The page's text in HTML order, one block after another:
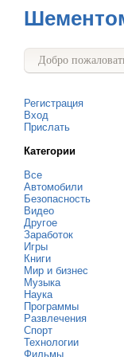
Добро
Регистрация
Вход
Прислать
Категории
Все
Автомобили
Безопасность
Видео
Другое
Заработок
Игры
Книги
Мир и бизнес
Музыка
Наука
Программы
Развлечения
Спорт
Технологии
Фильмы